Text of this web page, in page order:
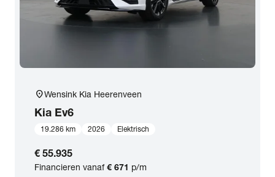
location_onWensink Kia Heerenveen
Kia Ev6
19.286 km 2026 Elektrisch
€ 55.935
Financieren vanaf€ 671 p/m